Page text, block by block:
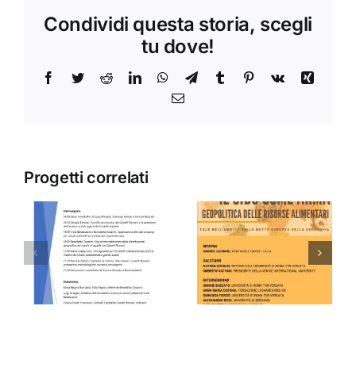
Condividi questa storia, scegli
tu dove!
Facebook
TwitterRedditLinkedInWhatsApp
TelegramTumblr Pinterest
Vk
Xing
Email
Progetti correlati
IL CIBO
COME
ARMA
La Forza
della
Poesia